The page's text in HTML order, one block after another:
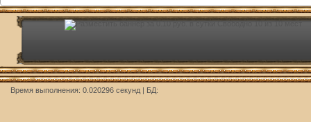
Время выполнения: 0.020296 секунд | БД: